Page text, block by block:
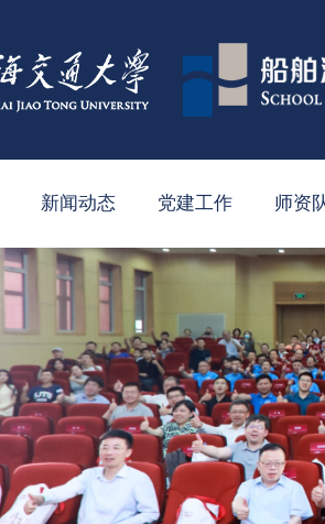
新闻动态 党建工作 师资